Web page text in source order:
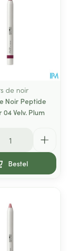
de noir
Noir Peptide
Velv. Plum
Bestel